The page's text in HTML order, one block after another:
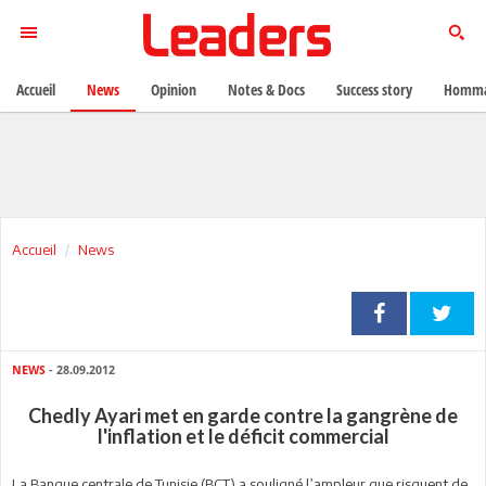
Accueil News
NEWS - 28.09.2012
Chedly Ayari met en garde contre la gangrène de
l'inflation et le déficit commercial
Accueil News Opinion Notes & Docs Success story